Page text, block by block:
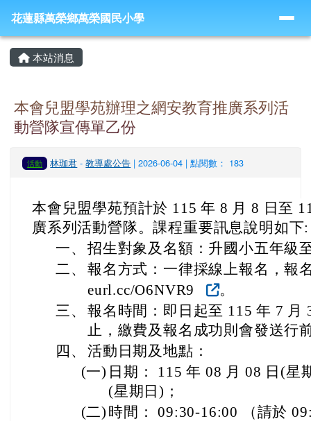
花蓮縣萬榮鄉萬榮國民小學
導覽列
花蓮縣萬榮鄉萬榮國民小學
主內容區域
本站消息
本會兒盟學苑辦理之網安教育推廣系列活
動營隊宣傳單乙份
活動 林珈君 -教導處公告 | 2026-06-04 | 點閱數： 183
本會兒盟學苑預計於 115 年 8 月 8 日至
廣系列活動營隊。課程重要訊息說明如下:
一、 招生對象及名額：升國小五年級
二、 報名方式：一律採線上報名，報
eurl.cc/O6NVR9
。
三、 報名時間：即日起至 115 年 7 月
止，繳費及報名成功則會發送行
四、 活動日期及地點：
(一) 日期： 115 年 08 月 08 日(星
(星期日)；
(二) 時間： 09:30-16:00 （請於
頁尾區域